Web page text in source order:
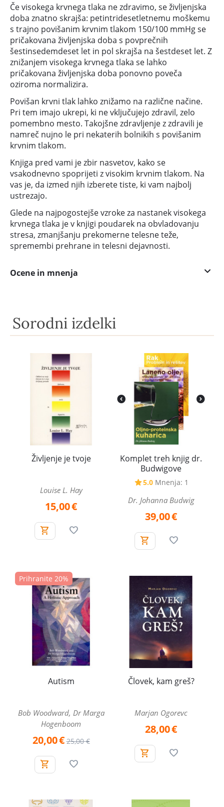
Če visokega krvnega tlaka ne zdravimo, se življenjska
doba znatno skrajša: petintridesetletnemu moškemu
s trajno povišanim krvnim tlakom 150/100 mmHg se
pričakovana življenjska doba s povprečnih
šestinsedemdeset let in pol skrajša na šestdeset let. Z
znižanjem visokega krvnega tlaka se lahko
pričakovana življenjska doba ponovno poveča
oziroma normalizira.
Povišan krvni tlak lahko znižamo na različne načine.
Pri tem imajo ukrepi, ki ne vključujejo zdravil, zelo
pomembno mesto. Takojšne zdravljenje z zdravili je
namreč nujno le pri nekaterih bolnikih s povišanim
krvnim tlakom.
Knjiga pred vami je zbir nasvetov, kako se
vsakodnevno spoprijeti z visokim krvnim tlakom. Na
vas je, da izmed njih izberete tiste, ki vam najbolj
ustrezajo.
Glede na najpogostejše vzroke za nastanek visokega
krvnega tlaka je v knjigi poudarek na obvladovanju
stresa, zmanjšanju prekomerne telesne teže,
spremembi prehrane in telesni dejavnosti.
Ocene in mnenja
Sorodni izdelki
Življenje je tvoje
Louise L. Hay
15,00€
Komplet treh knjig dr.
Budwigove
5.0 Mnenja: 1
Dr. Johanna Budwig
39,00€
Prihranite 20%
Autism
Bob Woodward, Dr Marga
Hogenboom
20,00€ 25,00 €
Človek, kam greš?
Marjan Ogorevc
28,00€